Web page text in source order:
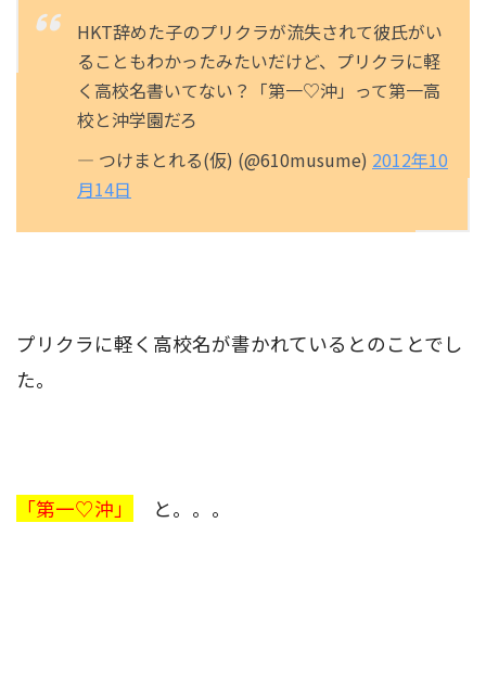
HKT辞めた子のプリクラが流失されて彼氏がい
ることもわかったみたいだけど、プリクラに軽
く高校名書いてない？「第一♡沖」って第一高
校と沖学園だろ
— つけまとれる(仮) (@610musume) 2012年10
月14日
プリクラに軽く高校名が書かれているとのことでし
た。
「第一♡沖」 と。。。